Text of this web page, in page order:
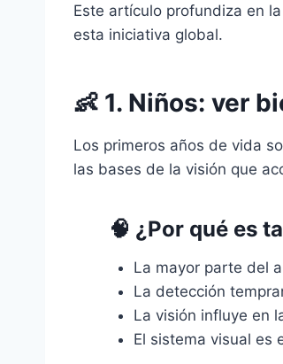
Este artículo profundiza en
esta iniciativa global.
👶 1. Niños: ver
Los primeros años de vida
las bases de la visión que
🧠 ¿Por qué es
La mayor parte del
La detección
La visión influye en
El sistema visual es